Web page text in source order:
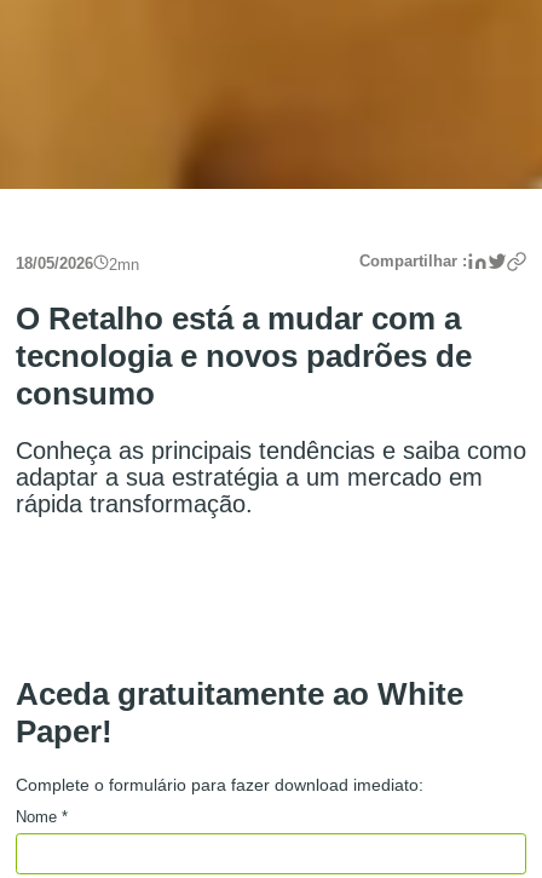
18/05/2026 2mn Compartilhar :
O Retalho está a mudar com a
tecnologia e novos padrões de
consumo
Conheça as principais tendências e saiba como
adaptar a sua estratégia a um mercado em
rápida transformação.
Aceda gratuitamente ao White
Paper!
Complete o formulário para fazer download imediato:
Nome *